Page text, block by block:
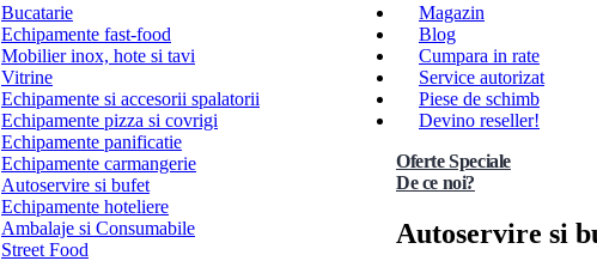
Bucatarie
Echipamente fast-food
Mobilier inox, hote si tavi
Vitrine
Echipamente si accesorii spalatorii
Echipamente pizza si covrigi
Echipamente panificatie
Echipamente carmangerie
Autoservire si bufet
Echipamente hoteliere
Ambalaje si Consumabile
Street Food
Magazin
Blog
Cumpara in rate
Service autorizat
Piese de schimb
Devino reseller!
Oferte Speciale
De ce noi?
Autoservire si